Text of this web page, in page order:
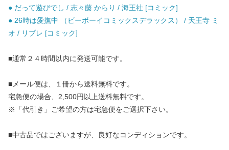
● だって遊びでし / 志々藤 からり / 海王社 [コミック]
● 26時は愛撫中 （ビーボーイコミックスデラックス） / 天王寺 ミ
オ / リブレ [コミック]
■通常２４時間以内に発送可能です。
■メール便は、１冊から送料無料です。
宅急便の場合、2,500円以上送料無料です。
※「代引き」ご希望の方は宅急便をご選択下さい。
■中古品ではございますが、良好なコンディションです。